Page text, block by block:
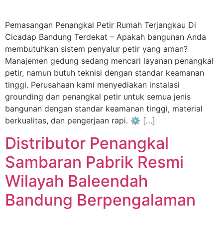
Pemasangan Penangkal Petir Rumah Terjangkau Di
Cicadap Bandung Terdekat – Apakah bangunan Anda
membutuhkan sistem penyalur petir yang aman?
Manajemen gedung sedang mencari layanan penangkal
petir, namun butuh teknisi dengan standar keamanan
tinggi. Perusahaan kami menyediakan instalasi
grounding dan penangkal petir untuk semua jenis
bangunan dengan standar keamanan tinggi, material
berkualitas, dan pengerjaan rapi. ⚙️ […]
Distributor Penangkal
Sambaran Pabrik Resmi
Wilayah Baleendah
Bandung Berpengalaman